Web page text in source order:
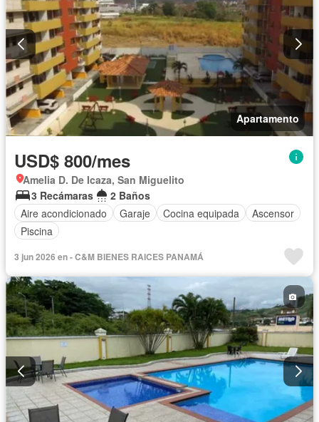
Apartamento
USD$ 800/mes
Amelia D. De Icaza, San Miguelito
3 Recámaras
2 Baños
Aire acondicionado
Garaje Cocina equipada
Ascensor
Piscina
3 jun 2026 en - C&M BIENES RAICES PANAMÁ